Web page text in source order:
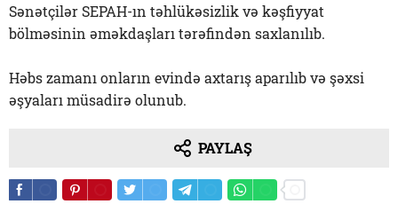
Sənətçilər SEPAH-ın təhlükəsizlik və kəşfiyyat
bölməsinin əməkdaşları tərəfindən saxlanılıb.
Həbs zamanı onların evində axtarış aparılıb və şəxsi
əşyaları müsadirə olunub.
PAYLAŞ